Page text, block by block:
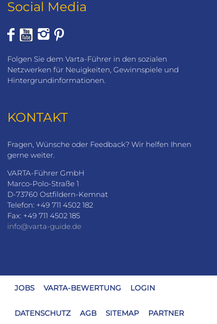
Social Media
Folgen Sie dem Varta-Führer in den sozialen
Netzwerken für Neuigkeiten, Gewinnspiele und
Hintergrundinformationen.
KONTAKT
Fragen, Wünsche oder Feedback? Wir helfen Ihnen
gerne weiter.
VARTA-Führer GmbH
Marco-Polo-Straße 1
D-73760 Ostfildern-Kemnat
Telefon: +49 711 4502 182
Fax: +49 711 4502 185
info@varta-guide.de
JOBS VARTA-BEWERTUNG LOGIN
DATENSCHUTZ AGB SITEMAP PARTNER